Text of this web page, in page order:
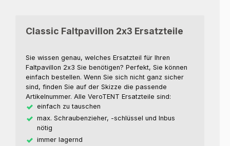
Classic Faltpavillon 2x3 Ersatzteile
Sie wissen genau, welches Ersatzteil für Ihren
Faltpavillon 2x3 Sie benötigen? Perfekt, Sie können
einfach bestellen. Wenn Sie sich nicht ganz sicher
sind, finden Sie auf der Skizze die passende
Artikelnummer. Alle VeroTENT Ersatzteile sind:
einfach zu tauschen
max. Schraubenzieher, -schlüssel und Inbus
nötig
immer lagernd